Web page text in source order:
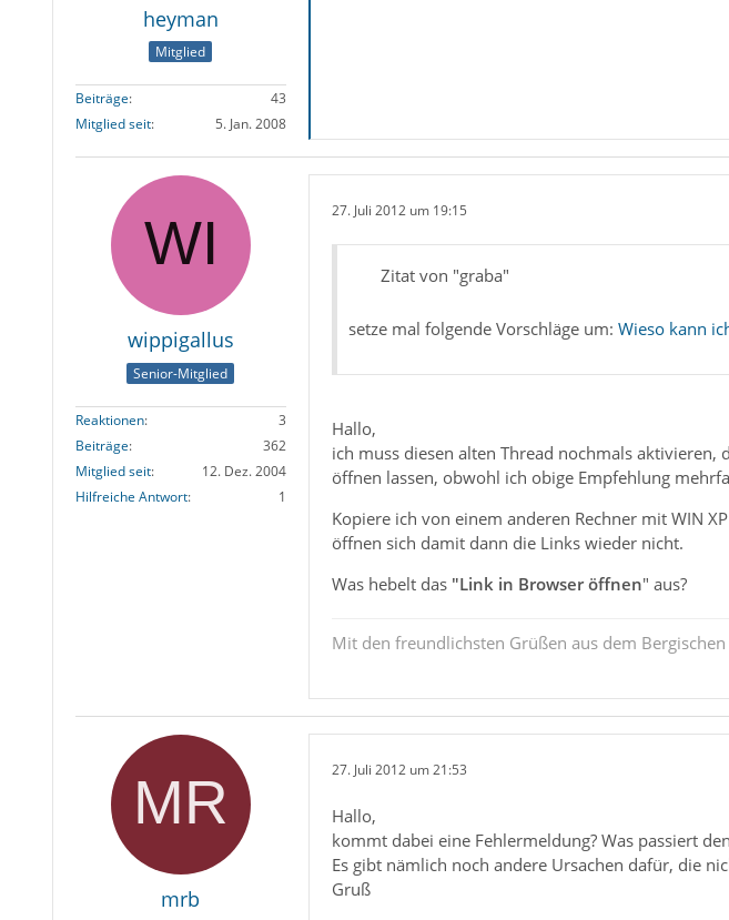
heyman
Mitglied
Beiträge
43
Mitglied seit
5. Jan. 2008
wippigallus
Senior-Mitglied
Reaktionen
3
Beiträge
362
Mitglied seit
12. Dez. 2004
Hilfreiche Antwort
1
27. Juli 2012 um 19:15
Zitat von "graba"
setze mal folgende Vorschläge um: Wieso kann
Hallo,
ich muss diesen alten Thread nochmals aktivieren,
öffnen lassen, obwohl ich obige Empfehlung
Kopiere ich von einem anderen Rechner mit WIN
öffnen sich damit dann die Links wieder nicht.
Was hebelt das "Link in Browser öffnen" aus?
Mit den freundlichsten Grüßen aus dem Bergischen
mrb
27. Juli 2012 um 21:53
Hallo,
kommt dabei eine Fehlermeldung? Was passiert
Es gibt nämlich noch andere Ursachen dafür, die
Gruß